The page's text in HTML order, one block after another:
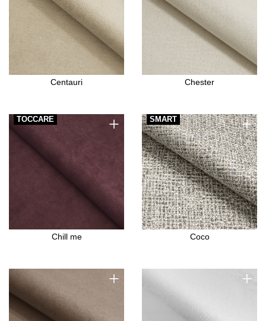
Centauri Chester
+
TOCCARE
Chill me
+
SMART
Coco
+ +